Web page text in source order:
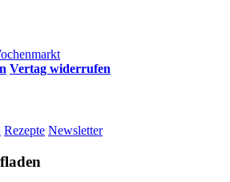
Vertag widerrufen
Rezepte Newsletter